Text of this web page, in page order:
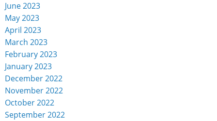
June 2023
May 2023
April 2023
March 2023
February 2023
January 2023
December 2022
November 2022
October 2022
September 2022